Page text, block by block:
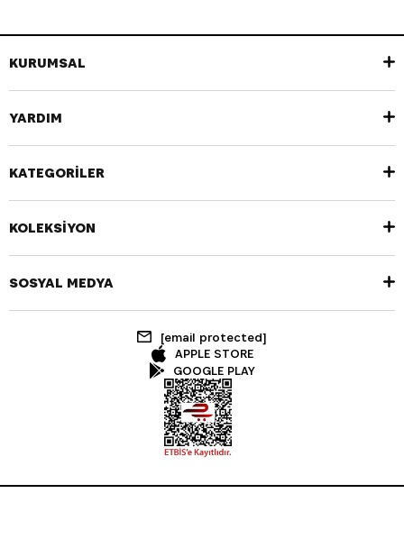
KURUMSAL
YARDIM
KATEGORİLER
KOLEKSİYON
SOSYAL MEDYA
[email protected]
APPLE STORE
GOOGLE PLAY